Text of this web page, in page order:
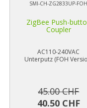
SMI-CH-ZG2833UP-FOH
ZigBee Push-
Coupler
AC110-240VAC
Unterputz (FOH
45.00 CHF
40.50 CHF